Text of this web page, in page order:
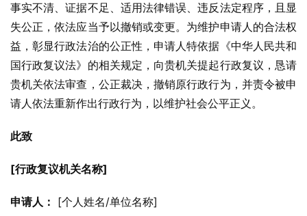
事实不清、证据不足、适用法律错误、违反法定程序，且显
失公正，依法应当予以撤销或变更。为维护申请人的合法权
益，彰显行政法治的公正性，申请人特依据《中华人民共和
国行政复议法》的相关规定，向贵机关提起行政复议，恳请
贵机关依法审查，公正裁决，撤销原行政行为，并责令被申
请人依法重新作出行政行为，以维护社会公平正义。
此致
[行政复议机关名称]
申请人： [个人姓名/单位名称]